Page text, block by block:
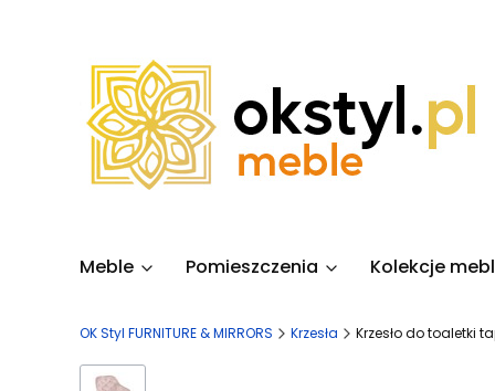
Meble Pomieszczenia Kolekcje
OK Styl FURNITURE & MIRRORS Krzesła Krzesło do toaletki